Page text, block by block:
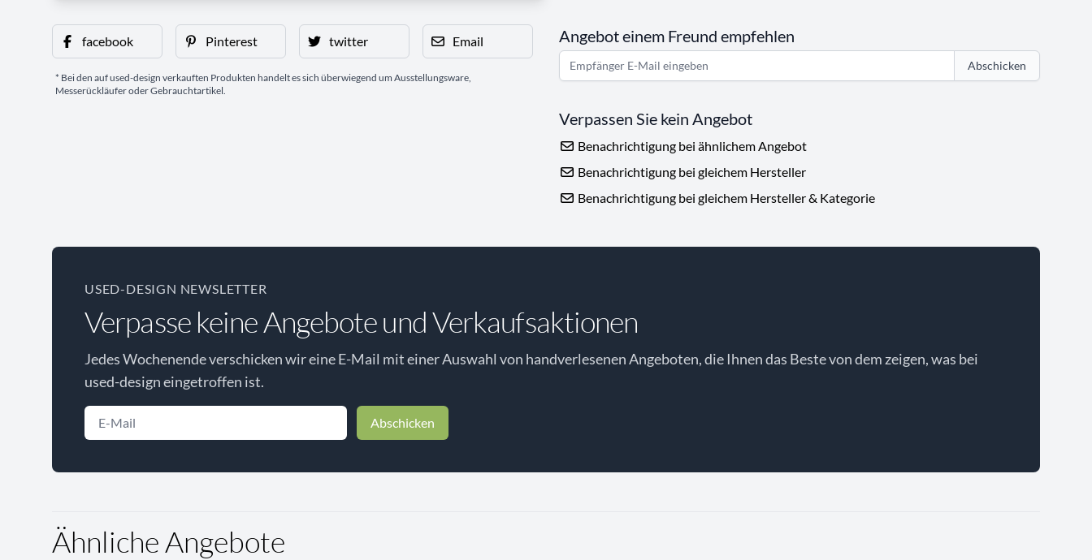
facebook Pinterest twitter Email
* Bei den auf used-design verkauften Produkten handelt es sich überwiegend um Ausstellungsware,
Messerückläufer oder Gebrauchtartikel.
Angebot einem Freund empfehlen
Abschicken
Verpassen Sie kein Angebot
Benachrichtigung bei ähnlichem Angebot
Benachrichtigung bei gleichem Hersteller
Benachrichtigung bei gleichem Hersteller & Kategorie
USED-DESIGN NEWSLETTER
Verpasse keine Angebote und Verkaufsaktionen
Jedes Wochenende verschicken wir eine E-Mail mit einer Auswahl von handverlesenen Angeboten, die Ihnen das Beste von dem zeigen, was bei
used-design eingetroffen ist.
Abschicken
Ähnliche Angebote